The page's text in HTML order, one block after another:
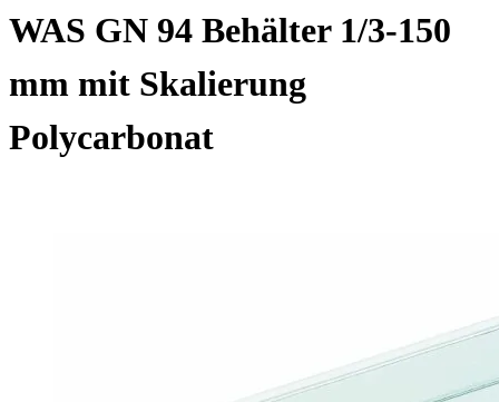
WAS GN 94 Behälter 1/3-150
mm mit Skalierung
Polycarbonat